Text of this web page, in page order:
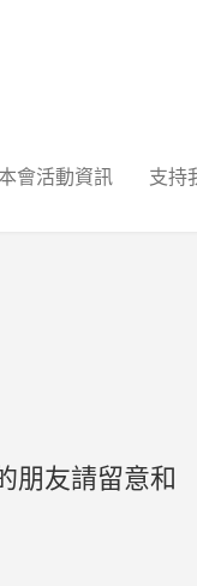
本會活動資訊 支持
朋友請留意和